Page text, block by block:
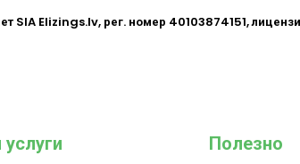
SIA Elizings.lv, рег. номер 40103874151,
Полезно